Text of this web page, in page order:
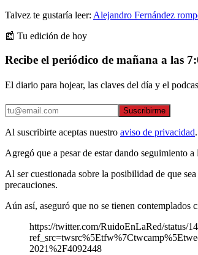
Talvez te gustaría leer: Alejandro Fernández
📰 Tu edición de hoy
Recibe el periódico de mañana a las
El diario para hojear, las claves del día y el
Suscribirme
Al suscribirte aceptas nuestro aviso de privacidad
Agregó que a pesar de estar dando seguimiento
Al ser cuestionada sobre la posibilidad de que
precauciones.
Aún así, aseguró que no se tienen contemplados
https://twitter.com/RuidoEnLaRed/status/
2021%2F4092448